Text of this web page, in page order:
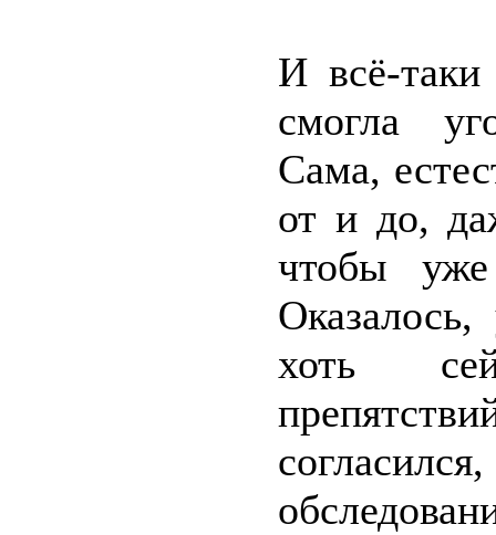
И всё-таки
смогла
Сама,
от и до,
чтобы
хоть